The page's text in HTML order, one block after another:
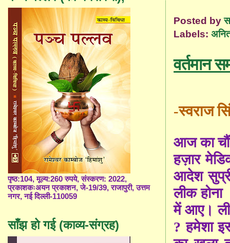
Posted by
Labels:
वर्तमान
-स्वराज
आज का
हज़ार
आदेश
लीक
में आए।
? हमेशा
पृष्ठ:104, मूल्य:260 रुपये, संस्करण: 2022,
प्रकाशकःअयन प्रकाशन, जे-19/39, राजापुरी, उत्तम
नगर, नई दिल्ली-110059
साँझ हो गई (काव्य-संग्रह)